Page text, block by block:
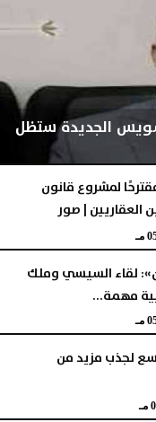
الجديدة ستظل
لمشروع قانون
العقاريين | صور
لقاء السيسي وملك
مهمة...
لجذب مزيد من